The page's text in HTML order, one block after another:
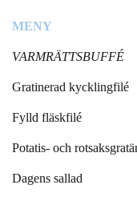
MENY
VARMRÄTTSBUFFÉ
Gratinerad kycklingfilé
Fylld fläskfilé
Potatis- och
Dagens sallad